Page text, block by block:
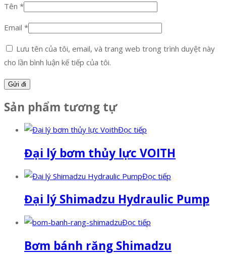
Tên *
Email *
Lưu tên của tôi, email, và trang web trong trình duyệt này
cho lần bình luận kế tiếp của tôi.
Sản phẩm tương tự
Đọc tiếp
Đại lý bơm thủy lực VOITH
Đọc tiếp
Đại lý Shimadzu Hydraulic Pump
Đọc tiếp
Bơm bánh răng Shimadzu